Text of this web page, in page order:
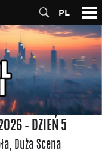
PL
– DZIEŃ 5
, Duża Scena